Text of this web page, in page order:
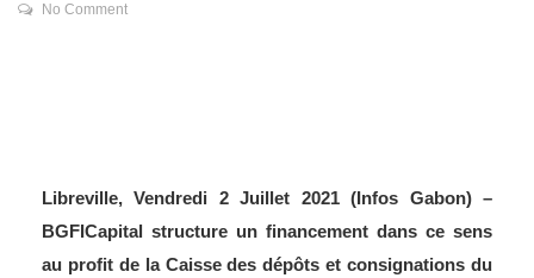
No Comment
Libreville, Vendredi 2 Juillet 2021 (Infos Gabon) –
BGFICapital structure un financement dans ce sens
au profit de la Caisse des dépôts et consignations du